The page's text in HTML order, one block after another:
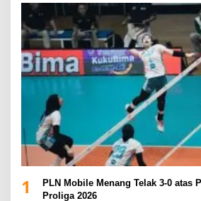
1
PLN Mobile Menang Telak 3-0 atas
Proliga 2026